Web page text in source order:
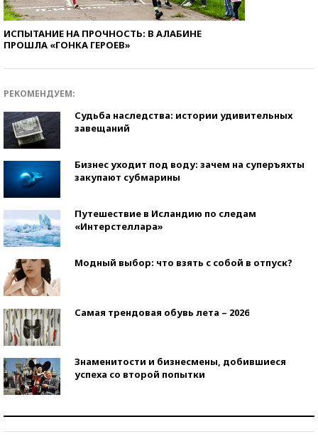
ИСПЫТАНИЕ НА ПРОЧНОСТЬ: В АЛАБИНЕ
ПРОШЛА «ГОНКА ГЕРОЕВ»
РЕКОМЕНДУЕМ:
Судьба наследства: истории удивительных
завещаний
Бизнес уходит под воду: зачем на суперъяхты
закупают субмарины
Путешествие в Исландию по следам
«Интерстеллара»
Модный выбор: что взять с собой в отпуск?
Самая трендовая обувь лета – 2026
Знаменитости и бизнесмены, добившиеся
успеха со второй попытки